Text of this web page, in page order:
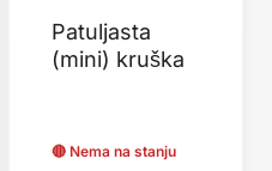
Patuljasta
(mini) kruška